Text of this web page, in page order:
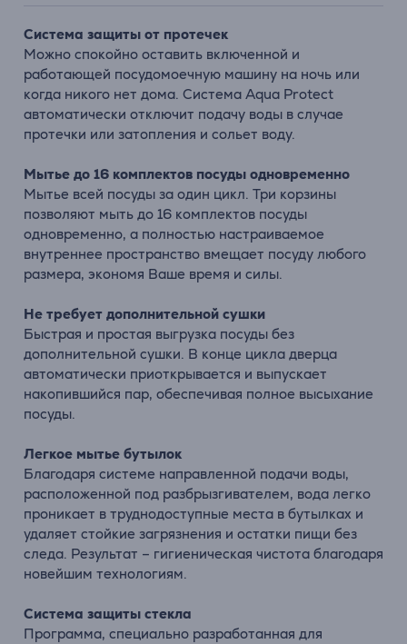
Система защиты от протечек
Можно спокойно оставить включенной и
работающей посудомоечную машину на ночь или
когда никого нет дома. Система Aqua Protect
автоматически отключит подачу воды в случае
протечки или затопления и сольет воду.
Мытье до 16 комплектов посуды одновременно
Мытье всей посуды за один цикл. Три корзины
позволяют мыть до 16 комплектов посуды
одновременно, а полностью настраиваемое
внутреннее пространство вмещает посуду любого
размера, экономя Ваше время и силы.
Не требует дополнительной сушки
Быстрая и простая выгрузка посуды без
дополнительной сушки. В конце цикла дверца
автоматически приоткрывается и выпускает
накопившийся пар, обеспечивая полное высыхание
посуды.
Легкое мытье бутылок
Благодаря системе направленной подачи воды,
расположенной под разбрызгивателем, вода легко
проникает в труднодоступные места в бутылках и
удаляет стойкие загрязнения и остатки пищи без
следа. Результат – гигиеническая чистота благодаря
новейшим технологиям.
Система защиты стекла
Программа, специально разработанная для